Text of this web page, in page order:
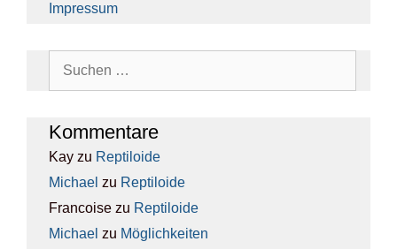
Impres­sum
Kom­men­ta­re
Kay zu Rep­ti­lo­ide
Michael zu Rep­ti­lo­ide
Francoise zu Rep­ti­lo­ide
Michael zu Mög­lich­kei­ten